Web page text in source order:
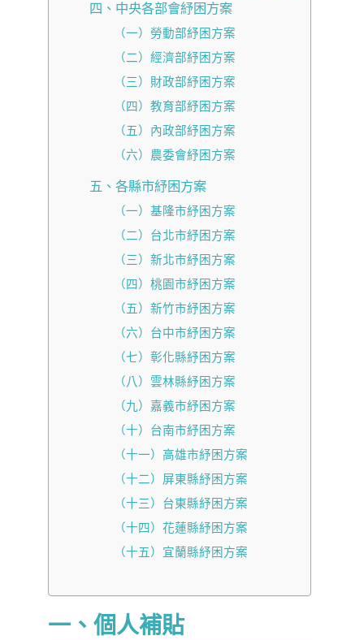
四、中央各部會紓困方案
（一）勞動部紓困方案
（二）經濟部紓困方案
（三）財政部紓困方案
（四）教育部紓困方案
（五）內政部紓困方案
（六）農委會紓困方案
五、各縣市紓困方案
（一）基隆市紓困方案
（二）台北市紓困方案
（三）新北市紓困方案
（四）桃園市紓困方案
（五）新竹市紓困方案
（六）台中市紓困方案
（七）彰化縣紓困方案
（八）雲林縣紓困方案
（九）嘉義市紓困方案
（十）台南市紓困方案
（十一）高雄市紓困方案
（十二）屏東縣紓困方案
（十三）台東縣紓困方案
（十四）花蓮縣紓困方案
（十五）宜蘭縣紓困方案
一、個人補貼